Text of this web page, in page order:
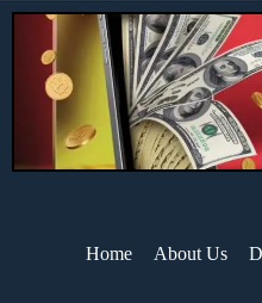
Home About Us